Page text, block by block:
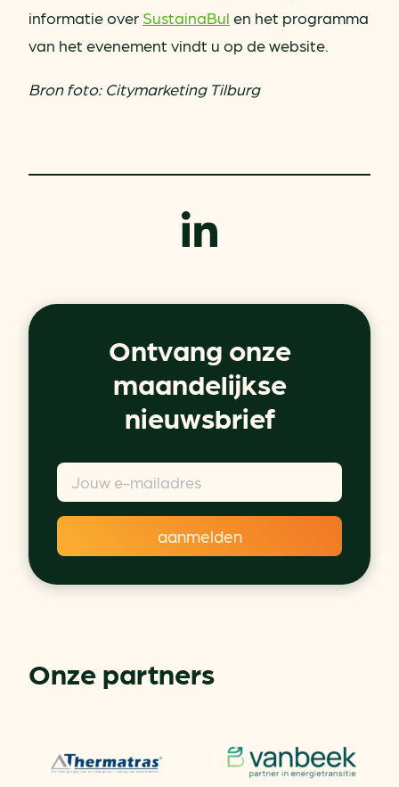
informatie over SustainaBul en het programma
van het evenement vindt u op de website.
Bron foto: Citymarketing Tilburg
Ontvang onze
maandelijkse
nieuwsbrief
Onze partners